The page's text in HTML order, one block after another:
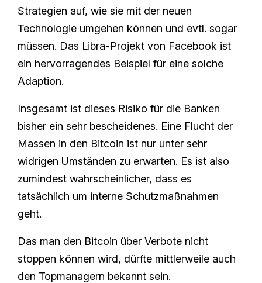
Strategien auf, wie sie mit der neuen
Technologie umgehen können und evtl. sogar
müssen. Das Libra-Projekt von Facebook ist
ein hervorragendes Beispiel für eine solche
Adaption.
Insgesamt ist dieses Risiko für die Banken
bisher ein sehr bescheidenes. Eine Flucht der
Massen in den Bitcoin ist nur unter sehr
widrigen Umständen zu erwarten. Es ist also
zumindest wahrscheinlicher, dass es
tatsächlich um interne Schutzmaßnahmen
geht.
Das man den Bitcoin über Verbote nicht
stoppen können wird, dürfte mittlerweile auch
den Topmanagern bekannt sein.